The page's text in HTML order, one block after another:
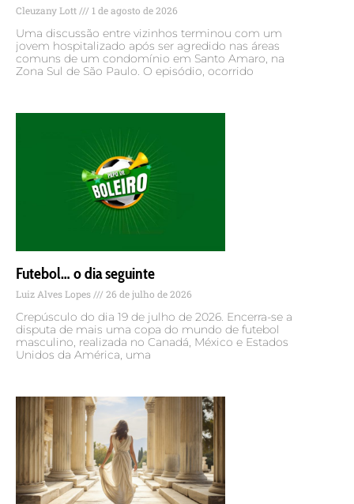
Cleuzany Lott 1 de agosto de 2026
Uma discussão entre vizinhos terminou com um
jovem hospitalizado após ser agredido nas áreas
comuns de um condomínio em Santo Amaro, na
Zona Sul de São Paulo. O episódio, ocorrido
Futebol… o dia seguinte
Luiz Alves Lopes 26 de julho de 2026
Crepúsculo do dia 19 de julho de 2026. Encerra-se a
disputa de mais uma copa do mundo de futebol
masculino, realizada no Canadá, México e Estados
Unidos da América, uma